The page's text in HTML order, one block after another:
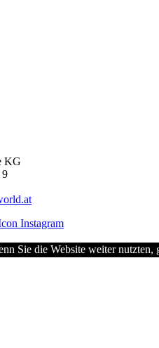
KG
9
Sie die Website weiter